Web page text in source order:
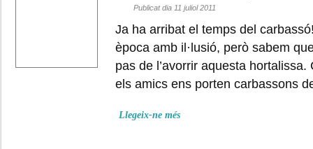
Publicat dia 11 juliol 2011
Ja ha arribat el temps del
època amb il·lusió, però sabem
pas de l’avorrir aquesta hortalissa.
els amics ens porten carbassons
Llegeix-ne més